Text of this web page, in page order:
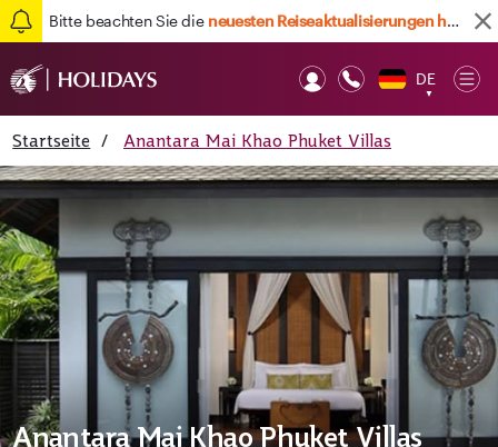
Bitte beachten Sie die neuesten Reiseaktualisierungen hier
DE
▼
Startseite / Anantara Mai Khao Phuket Villas
Anantara Mai Khao Phuket Villas